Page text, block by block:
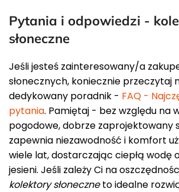
Pytania i odpowiedzi -
słoneczne
Jeśli jesteś zainteresowany/a
słonecznych, koniecznie przeczytaj
dedykowany poradnik - FAQ -
pytania. Pamiętaj - bez względu na
pogodowe, dobrze zaprojektowany
zapewnia niezawodność i komfort
wiele lat, dostarczając ciepłą wodę
jesieni. Jeśli zależy Ci na
kolektory słoneczneto idealne